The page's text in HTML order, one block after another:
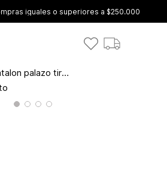
iguales o superiores a $250.000
Pantalon palazo tiro alto